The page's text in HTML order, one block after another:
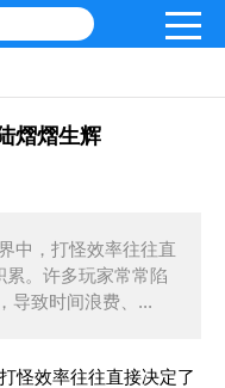
熠熠生辉
，打怪效率往往直
。许多玩家常常陷
导致时间浪费、...
效率往往直接决定了